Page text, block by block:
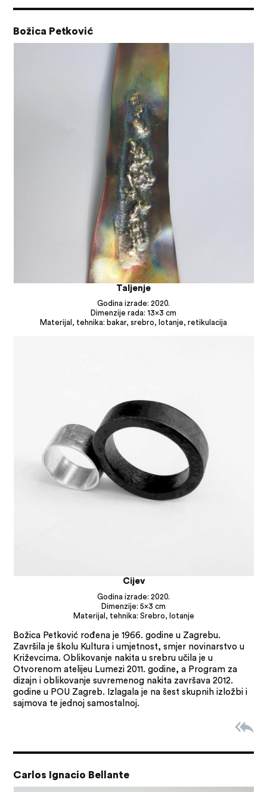
Božica Petković
Taljenje
Godina izrade: 2020.
Dimenzije rada: 13×3 cm
Materijal, tehnika: bakar, srebro, lotanje, retikulacija
Cijev
Godina izrade: 2020.
Dimenzije: 5×3 cm
Materijal, tehnika: Srebro, lotanje
Božica Petković rođena je 1966. godine u Zagrebu.
Završila je školu Kultura i umjetnost, smjer novinarstvo u
Križevcima. Oblikovanje nakita u srebru učila je u
Otvorenom atelijeu Lumezi 2011. godine, a Program za
dizajn i oblikovanje suvremenog nakita završava 2012.
godine u POU Zagreb. Izlagala je na šest skupnih izložbi i
sajmova te jednoj samostalnoj.
Carlos Ignacio Bellante